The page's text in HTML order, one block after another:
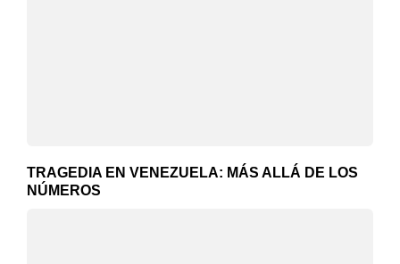
TRAGEDIA EN VENEZUELA: MÁS ALLÁ DE LOS
NÚMEROS